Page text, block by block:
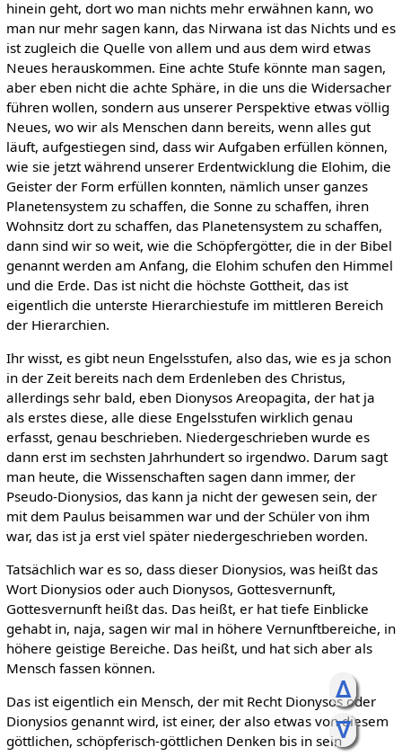
ᐃ
ᐁ
hinein geht, dort wo man nichts mehr erwähnen kann, wo
man nur mehr sagen kann, das Nirwana ist das Nichts und es
ist zugleich die Quelle von allem und aus dem wird etwas
Neues herauskommen. Eine achte Stufe könnte man sagen,
aber eben nicht die achte Sphäre, in die uns die Widersacher
führen wollen, sondern aus unserer Perspektive etwas völlig
Neues, wo wir als Menschen dann bereits, wenn alles gut
läuft, aufgestiegen sind, dass wir Aufgaben erfüllen können,
wie sie jetzt während unserer Erdentwicklung die Elohim, die
Geister der Form erfüllen konnten, nämlich unser ganzes
Planetensystem zu schaffen, die Sonne zu schaffen, ihren
Wohnsitz dort zu schaffen, das Planetensystem zu schaffen,
dann sind wir so weit, wie die Schöpfergötter, die in der Bibel
genannt werden am Anfang, die Elohim schufen den Himmel
und die Erde. Das ist nicht die höchste Gottheit, das ist
eigentlich die unterste Hierarchiestufe im mittleren Bereich
der Hierarchien.
Ihr wisst, es gibt neun Engelsstufen, also das, wie es ja schon
in der Zeit bereits nach dem Erdenleben des Christus,
allerdings sehr bald, eben Dionysos Areopagita, der hat ja
als erstes diese, alle diese Engelsstufen wirklich genau
erfasst, genau beschrieben. Niedergeschrieben wurde es
dann erst im sechsten Jahrhundert so irgendwo. Darum sagt
man heute, die Wissenschaften sagen dann immer, der
Pseudo-Dionysios, das kann ja nicht der gewesen sein, der
mit dem Paulus beisammen war und der Schüler von ihm
war, das ist ja erst viel später niedergeschrieben worden.
Tatsächlich war es so, dass dieser Dionysios, was heißt das
Wort Dionysios oder auch Dionysos, Gottesvernunft,
Gottesvernunft heißt das. Das heißt, er hat tiefe Einblicke
gehabt in, naja, sagen wir mal in höhere Vernunftbereiche, in
höhere geistige Bereiche. Das heißt, und hat sich aber als
Mensch fassen können.
Das ist eigentlich ein Mensch, der mit Recht Dionysos oder
Dionysios genannt wird, ist einer, der also etwas von diesem
göttlichen, schöpferisch-göttlichen Denken bis in sein